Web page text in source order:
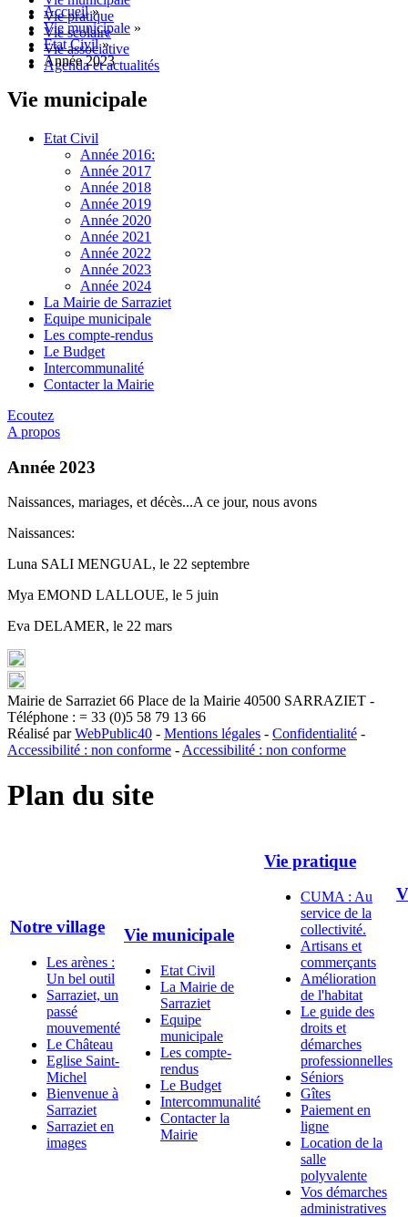
Vie pratique
Vie scolaire
Vie associative
Agenda et actualités
Accueil »
Vie municipale »
Etat Civil »
Année 2023
Vie municipale
Etat Civil
Année 2016:
Année 2017
Année 2018
Année 2019
Année 2020
Année 2021
Année 2022
Année 2023
Année 2024
La Mairie de Sarraziet
Equipe municipale
Les compte-rendus
Le Budget
Intercommunalité
Contacter la Mairie
Ecoutez
A propos
Année 2023
Naissances, mariages, et décès...A ce jour, nous avons
Naissances:
Luna SALI MENGUAL, le 22 septembre
Mya EMOND LALLOUE, le 5 juin
Eva DELAMER, le 22 mars
Mairie de Sarraziet 66 Place de la Mairie 40500 SARRAZIET -
Téléphone : = 33 (0)5 58 79 13 66
Réalisé parWebPublic40 - Mentions légales - Confidentialité -
Accessibilité : non conforme - Accessibilité : non conforme
Plan du site
Notre village
Les arènes :
Un bel outil
Sarraziet, un
passé
mouvementé
Le Château
Eglise Saint-
Michel
Bienvenue à
Sarraziet
Sarraziet en
images
Vie municipale
Etat Civil
La Mairie de
Sarraziet
Equipe
municipale
Les compte-
rendus
Le Budget
Intercommunalité
Contacter la
Mairie
Vie pratique
CUMA : Au
service de la
collectivité.
Artisans et
commerçants
Amélioration
de l'habitat
Le guide des
droits et
démarches
professionnelles
Séniors
Gîtes
Paiement en
ligne
Location de la
salle
polyvalente
Vos démarches
administratives